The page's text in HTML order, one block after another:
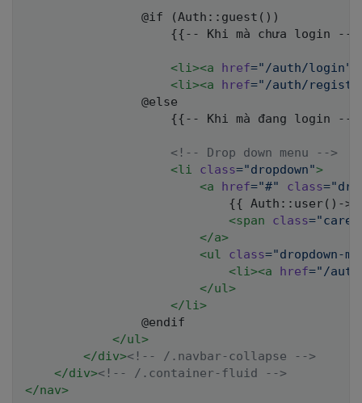
                @if (Auth::guest())
{{-- Khi mà chưa login --
<li><a href="/auth/login"
<li><a href="/auth/
                @else
{{-- Khi mà đang login --
<!-- Drop down menu -->
<li class="dropdown">
<a href="#" class="
{{ Auth::user()-
<span class="caret
</a>
<ul class="dropdown-
<li><a href="/
</ul>
</li>
                @endif
</ul>
</div><!-- /.navbar-collapse -->
</div><!-- /.container-fluid -->
</nav>